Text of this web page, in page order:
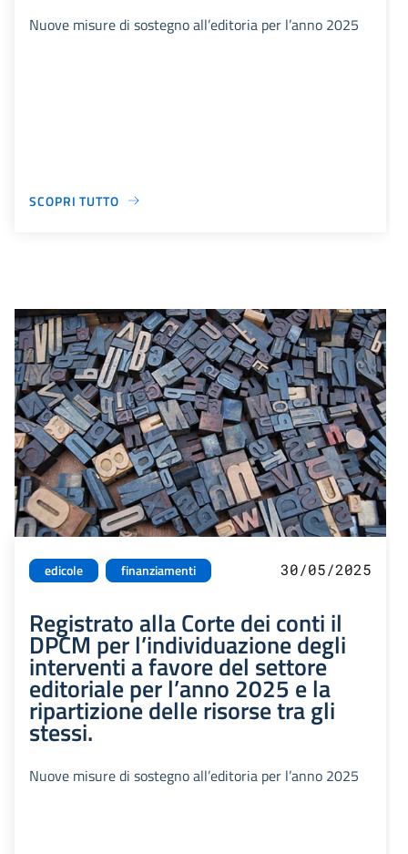
Nuove misure di sostegno all’editoria per l’anno 2025
SCOPRI TUTTO
edicole finanziamenti 30/05/2025
Registrato alla Corte dei conti il
DPCM per l’individuazione degli
interventi a favore del settore
editoriale per l’anno 2025 e la
ripartizione delle risorse tra gli
stessi.
Nuove misure di sostegno all’editoria per l’anno 2025